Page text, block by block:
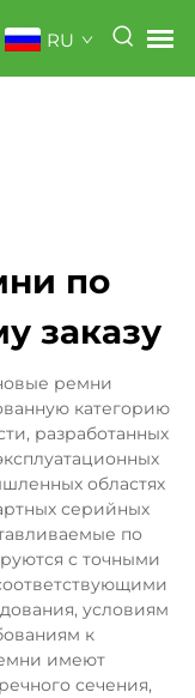
RU
по
заказу
ремни
категорию
разработанных
областях
серийных
по
с точными
условиям
к
имеют
сечения,